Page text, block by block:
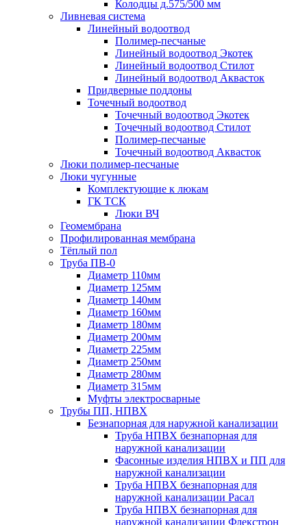
Колодцы д.575/500 мм
Ливневая система
Линейный водоотвод
Полимер-песчаные
Линейный водоотвод Экотек
Линейный водоотвод Стилот
Линейный водоотвод Аквасток
Придверные поддоны
Точечный водоотвод
Точечный водоотвод Экотек
Точечный водоотвод Стилот
Полимер-песчаные
Точечный водоотвод Аквасток
Люки полимер-песчаные
Люки чугунные
Комплектующие к люкам
ГК ТСК
Люки ВЧ
Геомембрана
Профилированная мембрана
Тёплый пол
Труба ПВ-0
Диаметр 110мм
Диаметр 125мм
Диаметр 140мм
Диаметр 160мм
Диаметр 180мм
Диаметр 200мм
Диаметр 225мм
Диаметр 250мм
Диаметр 280мм
Диаметр 315мм
Муфты электросварные
Трубы ПП, НПВХ
Безнапорная для наружной канализации
Труба НПВХ безнапорная для
наружной канализации
Фасонные изделия НПВХ и ПП для
наружной канализации
Труба НПВХ безнапорная для
наружной канализации Расал
Труба НПВХ безнапорная для
наружной канализации Флекстрон